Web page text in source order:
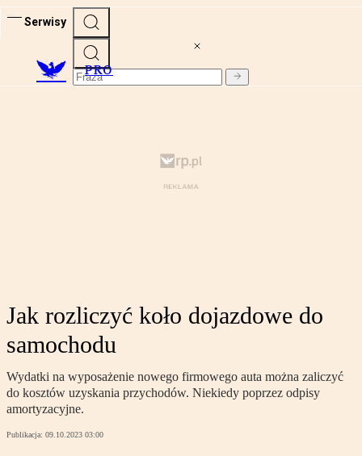
Serwisy
PRO
Jak rozliczyć koło dojazdowe do
samochodu
Wydatki na wyposażenie nowego firmowego auta można zaliczyć
do kosztów uzyskania przychodów. Niekiedy poprzez odpisy
amortyzacyjne.
Publikacja: 09.10.2023 03:00